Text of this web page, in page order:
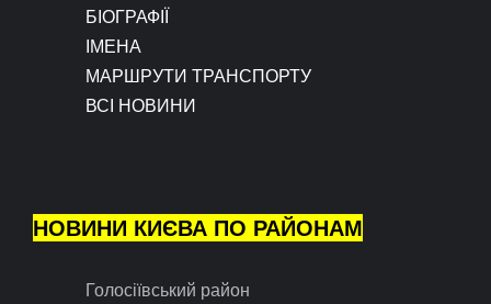
БІОГРАФІЇ
ІМЕНА
МАРШРУТИ ТРАНСПОРТУ
ВСІ НОВИНИ
НОВИНИ КИЄВА ПО РАЙОНАМ
Голосіївський район